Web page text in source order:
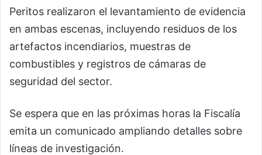
Peritos realizaron el levantamiento de evidencia
en ambas escenas, incluyendo residuos de los
artefactos incendiarios, muestras de
combustibles y registros de cámaras de
seguridad del sector.
Se espera que en las próximas horas la Fiscalía
emita un comunicado ampliando detalles sobre
líneas de investigación.